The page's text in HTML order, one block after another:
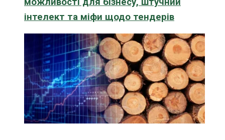
інтелект та міфи щодо тендерів